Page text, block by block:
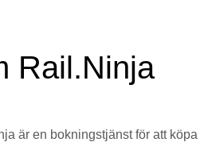
Rail.Ninja
är en bokningstjänst för att